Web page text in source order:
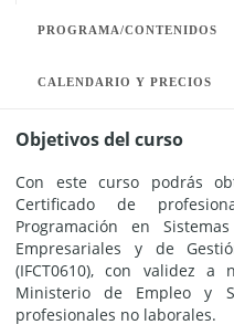
PROGRAMA/CONTENIDOS
CALENDARIO Y PRECIOS
Objetivos del curso
Con este curso podrás
Certificado de
Programación en
Empresariales y de
(IFCT0610), con validez
Ministerio de Empleo y
profesionales no laborales.